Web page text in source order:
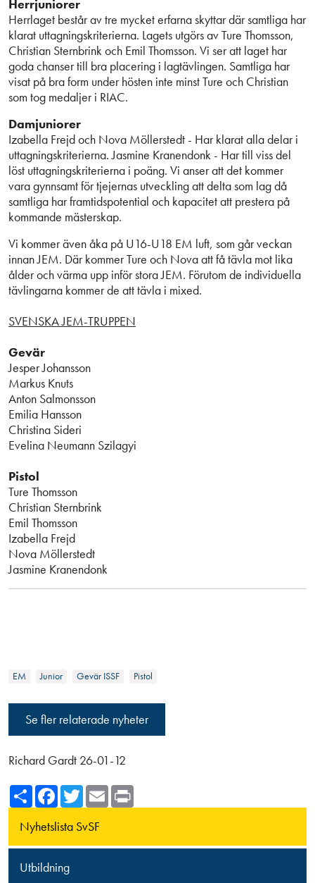
Nyhetslista SvSF
Utbildning
Herrjuniorer
Herrlaget består av tre mycket erfarna skyttar där samtliga har
klarat uttagningskriterierna. Lagets utgörs av Ture Thomsson,
Christian Sternbrink och Emil Thomsson. Vi ser att laget har
goda chanser till bra placering i lagtävlingen. Samtliga har
visat på bra form under hösten inte minst Ture och Christian
som tog medaljer i RIAC.
Damjuniorer
Izabella Frejd och Nova Möllerstedt - Har klarat alla delar i
uttagningskriterierna. Jasmine Kranendonk - Har till viss del
löst uttagningskriterierna i poäng. Vi anser att det kommer
vara gynnsamt för tjejernas utveckling att delta som lag då
samtliga har framtidspotential och kapacitet att prestera på
kommande mästerskap.
Vi kommer även åka på U16-U18 EM luft, som går veckan
innan JEM. Där kommer Ture och Nova att få tävla mot lika
ålder och värma upp inför stora JEM. Förutom de individuella
tävlingarna kommer de att tävla i mixed.
SVENSKA JEM-TRUPPEN
Gevär
Jesper Johansson
Markus Knuts
Anton Salmonsson
Emilia Hansson
Christina Sideri
Evelina Neumann Szilagyi
Pistol
Ture Thomsson
Christian Sternbrink
Emil Thomsson
Izabella Frejd
Nova Möllerstedt
Jasmine Kranendonk
EM Junior Gevär ISSF Pistol
Se fler relaterade nyheter
Richard Gardt 26-01-12
ShareFacebook
TwitterEmail